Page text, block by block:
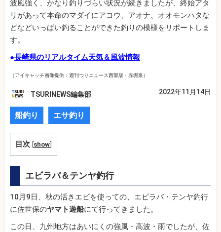
波風強く、かなり釣りづらい状況が続きましたが、終始アタ
リがあって本命のマダイにアコウ、アオナ、オオモンハタな
どなどいっぱい釣ることができた釣りの模様をリポートしま
す。
●長崎県のリアルタイム天気＆風波情報
（アイキャッチ画像提供：週刊つりニュース西部版・赤堀泉）
TSURINEWS編集部 2022年11月14日
船釣り エサ釣り
目次 [show]
エビラバ＆テンヤ釣行
10月9日、秋の活きエビを使っての、エビラバ・テンヤ釣行
に佐世保のヤマト遊船にて行ってきました。
この日、九州地方はあいにくの強風・高波・雨でしたが、佐